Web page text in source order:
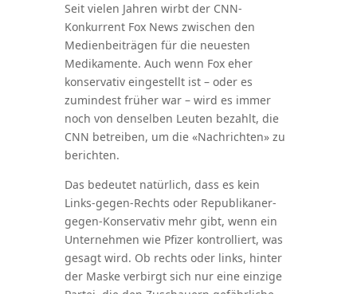
Seit vielen Jahren wirbt der CNN-
Konkurrent Fox News zwischen den
Medienbeiträgen für die neuesten
Medikamente. Auch wenn Fox eher
konservativ eingestellt ist – oder es
zumindest früher war – wird es immer
noch von denselben Leuten bezahlt, die
CNN betreiben, um die «Nachrichten» zu
berichten.
Das bedeutet natürlich, dass es kein
Links-gegen-Rechts oder Republikaner-
gegen-Konservativ mehr gibt, wenn ein
Unternehmen wie Pfizer kontrolliert, was
gesagt wird. Ob rechts oder links, hinter
der Maske verbirgt sich nur eine einzige